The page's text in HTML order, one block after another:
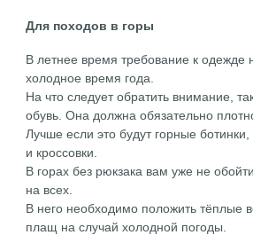
Для походов в горы
В летнее время требование к одежде
холодное время года.
На что следует обратить внимание,
обувь. Она должна обязательно
Лучше если это будут горные
и кроссовки.
В горах без рюкзака вам уже не
на всех.
В него необходимо положить тёплые
плащ на случай холодной погоды.